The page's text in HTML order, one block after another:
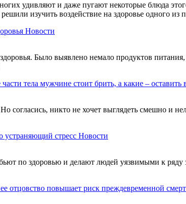
удивляют и даже пугают некоторые блюда
изучить воздействие на здоровье одного из
Новости
Было выявлено немало продуктов
тела мужчине стоит брить, а какие – оставить
согласись, никто не хочет выглядеть смешно и
устраняющий стресс Новости
по здоровью и делают людей уязвимыми к
отцовство повышает риск преждевременной